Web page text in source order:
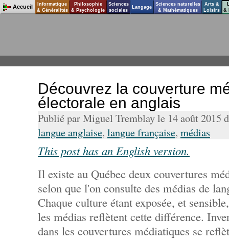
Découvrez la couverture
électorale en anglais
Publié par Miguel Tremblay le 14 août 2015
langue anglaise, langue française, médias
This post has an English version.
Il existe au Québec deux couvertures
selon que l'on consulte des médias de
Chaque culture étant exposée, et
les médias reflètent cette différence.
dans les couvertures médiatiques se
Accueil
Informatique
& Généralités
Philosophie
& Psychologie
Sciences
sociales
Langage
Sciences naturelles
& Mathématiques
Arts &
Loisirs
&